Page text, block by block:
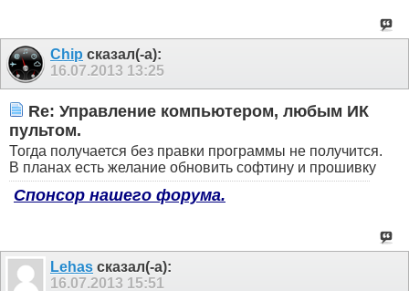
Chip сказал(-а):
16.07.2013 13:25
Re: Управление компьютером, любым ИК
пультом.
Тогда получается без правки программы не получится.
В планах есть желание обновить софтину и прошивку
Спонсор нашего форума.
Lehas сказал(-а):
16.07.2013 15:51